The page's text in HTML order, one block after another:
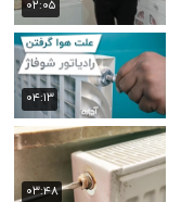
۰۲:۰۵
۰۴:۱۳
۰۳:۴۸